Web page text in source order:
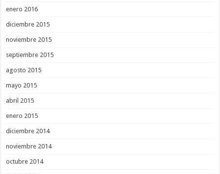
enero 2016
diciembre 2015
noviembre 2015
septiembre 2015
agosto 2015
mayo 2015
abril 2015
enero 2015
diciembre 2014
noviembre 2014
octubre 2014